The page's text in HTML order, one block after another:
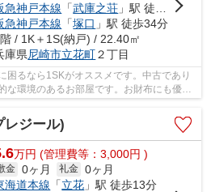
急神戸本線 「武庫之荘 」駅 徒歩20分
急神戸本線 「塚口 」駅 徒歩34分
/ 1K＋1S(納戸) / 22.40㎡
庫県尼崎市立花町２丁目
困るなら1SKがオススメです。中古であり
な環境のあるお部屋です。お財布にも優し
ジール)
万円 (管理費等：3,000円 )
金 0ヶ月 礼金 0ヶ月
海道本線 「立花 」駅 徒歩13分